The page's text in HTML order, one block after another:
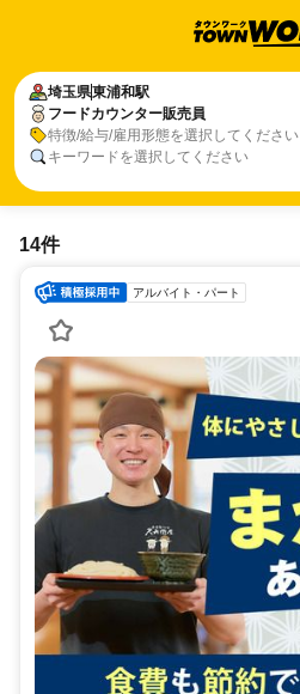
埼玉県東浦和駅
フードカウンター販売員
特徴/給与/雇用形態を選択してください
キーワードを選択してください
14件
アルバイト・パート